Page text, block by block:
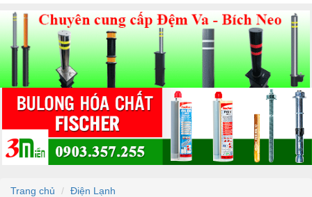
Trang chủ Điện Lạnh